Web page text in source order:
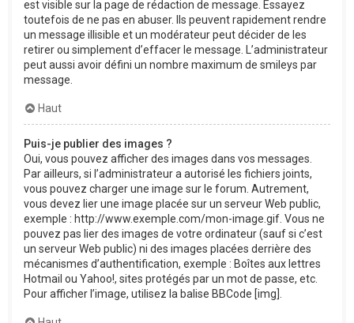
est visible sur la page de rédaction de message. Essayez
toutefois de ne pas en abuser. Ils peuvent rapidement rendre
un message illisible et un modérateur peut décider de les
retirer ou simplement d’effacer le message. L’administrateur
peut aussi avoir défini un nombre maximum de smileys par
message.
Haut
Puis-je publier des images ?
Oui, vous pouvez afficher des images dans vos messages.
Par ailleurs, si l’administrateur a autorisé les fichiers joints,
vous pouvez charger une image sur le forum. Autrement,
vous devez lier une image placée sur un serveur Web public,
exemple : http://www.exemple.com/mon-image.gif. Vous ne
pouvez pas lier des images de votre ordinateur (sauf si c’est
un serveur Web public) ni des images placées derrière des
mécanismes d’authentification, exemple : Boîtes aux lettres
Hotmail ou Yahoo!, sites protégés par un mot de passe, etc.
Pour afficher l’image, utilisez la balise BBCode [img].